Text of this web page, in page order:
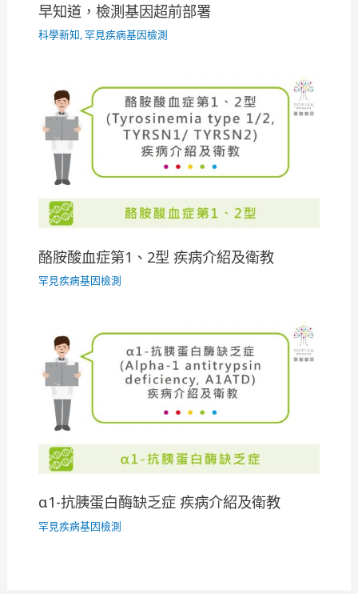
早知道，檢測基因超前部署
科學新知,罕見疾病基因檢測
酪胺酸血症第1、2型 疾病介紹及衛教
罕見疾病基因檢測
α1-抗胰蛋白酶缺乏症 疾病介紹及衛教
罕見疾病基因檢測